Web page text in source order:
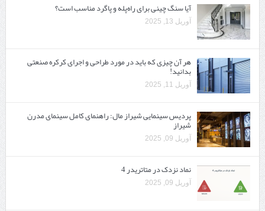
آیا سنگ چینی برای راه‌پله و پاگرد مناسب است؟
آوریل 13, 2025
هر آن چیزی که باید در مورد طراحی و اجرای کرکره صنعتی
بدانید!
آوریل 11, 2025
پردیس سینمایی شیراز مال: راهنمای کامل سینمای مدرن
شیراز
آوریل 09, 2025
نماد نزدک در متاتریدر 4
آوریل 09, 2025